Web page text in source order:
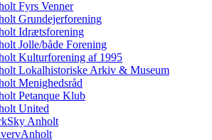
Fyrs Venner
Grundejerforening
Idrætsforening
Jolle/både Forening
Kulturforening af 1995
Lokalhistoriske Arkiv & Museum
Menighedsråd
Petanque Klub
United
Anholt